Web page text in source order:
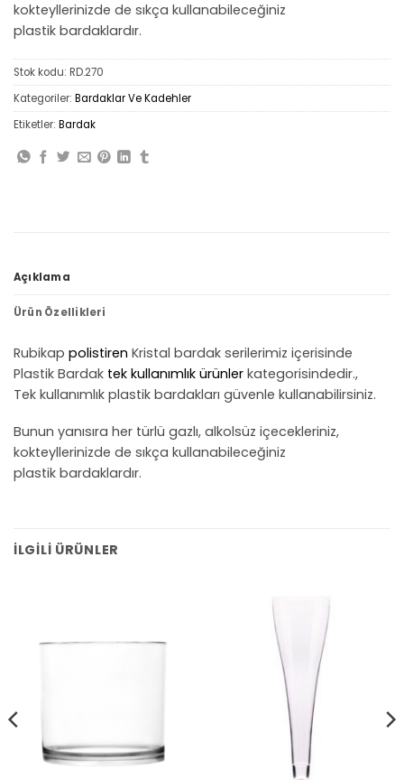
kokteyllerinizde de sıkça kullanabileceğiniz
plastik bardaklardır.
Stok kodu: RD.270
Kategoriler: Bardaklar Ve Kadehler
Etiketler: Bardak
Açıklama
Ürün Özellikleri
Rubikap polistiren Kristal bardak serilerimiz içerisinde
Plastik Bardak tek kullanımlık ürünler kategorisindedir.,
Tek kullanımlık plastik bardakları güvenle kullanabilirsiniz.
Bunun yanısıra her türlü gazlı, alkolsüz içecekleriniz,
kokteyllerinizde de sıkça kullanabileceğiniz
plastik bardaklardır.
İLGILI ÜRÜNLER